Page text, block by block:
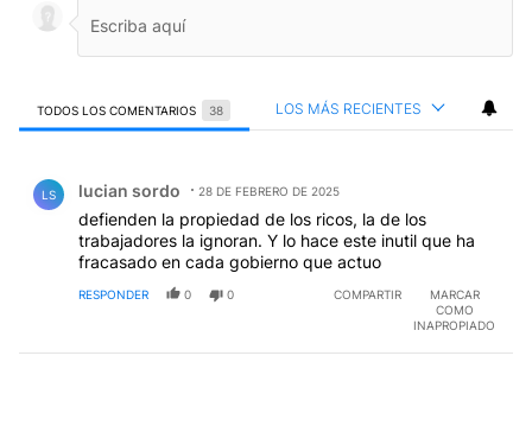
TODOS LOS COMENTARIOS 38 LOS MÁS RECIENTES
LS lucian sordo 28 DE FEBRERO DE 2025
defienden la propiedad de los ricos, la de los
trabajadores la ignoran. Y lo hace este inutil que ha
fracasado en cada gobierno que actuo
RESPONDER 0 0 COMPARTIR
MARCAR
COMO
INAPROPIADO